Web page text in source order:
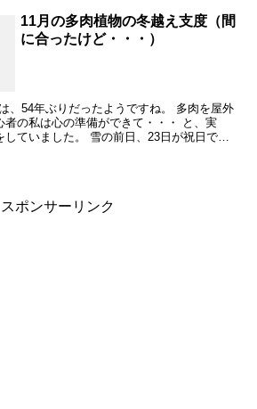
11月の多肉植物の冬越え支度（間
に合ったけど・・・）
、54年ぶりだったようですね。 多肉を屋外
者の私は心の準備ができて・・・ と、実
していました。 雪の前日、23日が祝日で仕
スポンサーリンク